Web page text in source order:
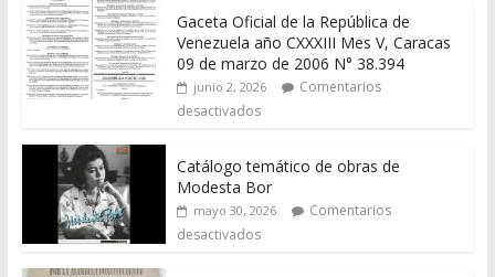
Gaceta Oficial de la República de
Venezuela año CXXXIII Mes V, Caracas
09 de marzo de 2006 N° 38.394
junio 2, 2026
Comentarios
desactivados
Catálogo temático de obras de
Modesta Bor
mayo 30, 2026
Comentarios
desactivados